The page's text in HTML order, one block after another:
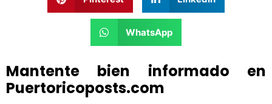
WhatsApp
Mantente bien informado en
Puertoricoposts.com